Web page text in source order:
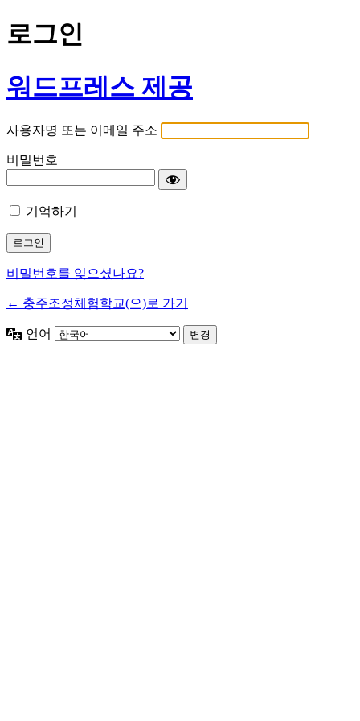
로그인
워드프레스 제공
사용자명 또는 이메일 주소
비밀번호
기억하기
비밀번호를 잊으셨나요?
← 충주조정체험학교(으)로 가기
언어